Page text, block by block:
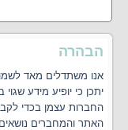
הבהרה
אנו משתדלים מאד
יתכן כי יופיע מידע
החברות עצמן בכדי
האתר והמחברים